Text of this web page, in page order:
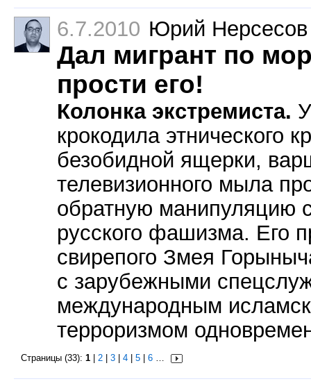
6.7.2010 Юрий Нерсесов
Дал мигрант по
прости его!
Колонка экстремиста.
крокодила этнического
безобидной ящерки,
телевизионного мыла
обратную манипуляцию
русского фашизма. Его
свирепого Змея
с зарубежными
международным
терроризмом
Страницы (33): 1 2 3 4 5 6